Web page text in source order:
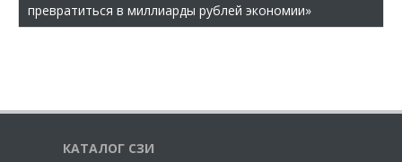
превратиться в миллиарды рублей экономии»
КАТАЛОГ СЗИ